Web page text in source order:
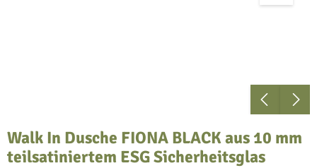
Walk In Dusche FIONA BLACK aus 10 mm
teilsatiniertem ESG Sicherheitsglas